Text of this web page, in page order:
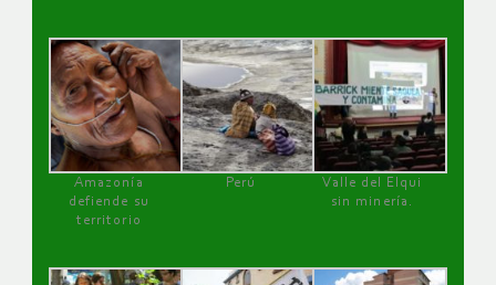
Amazonía
defiende su
territorio
Perú
Valle del Elqui
sin minería.